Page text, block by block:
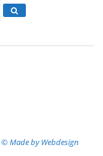
© Made by Webdesign